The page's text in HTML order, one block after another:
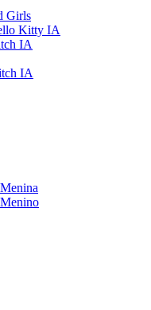
Girls
Kitty IA
IA
IA